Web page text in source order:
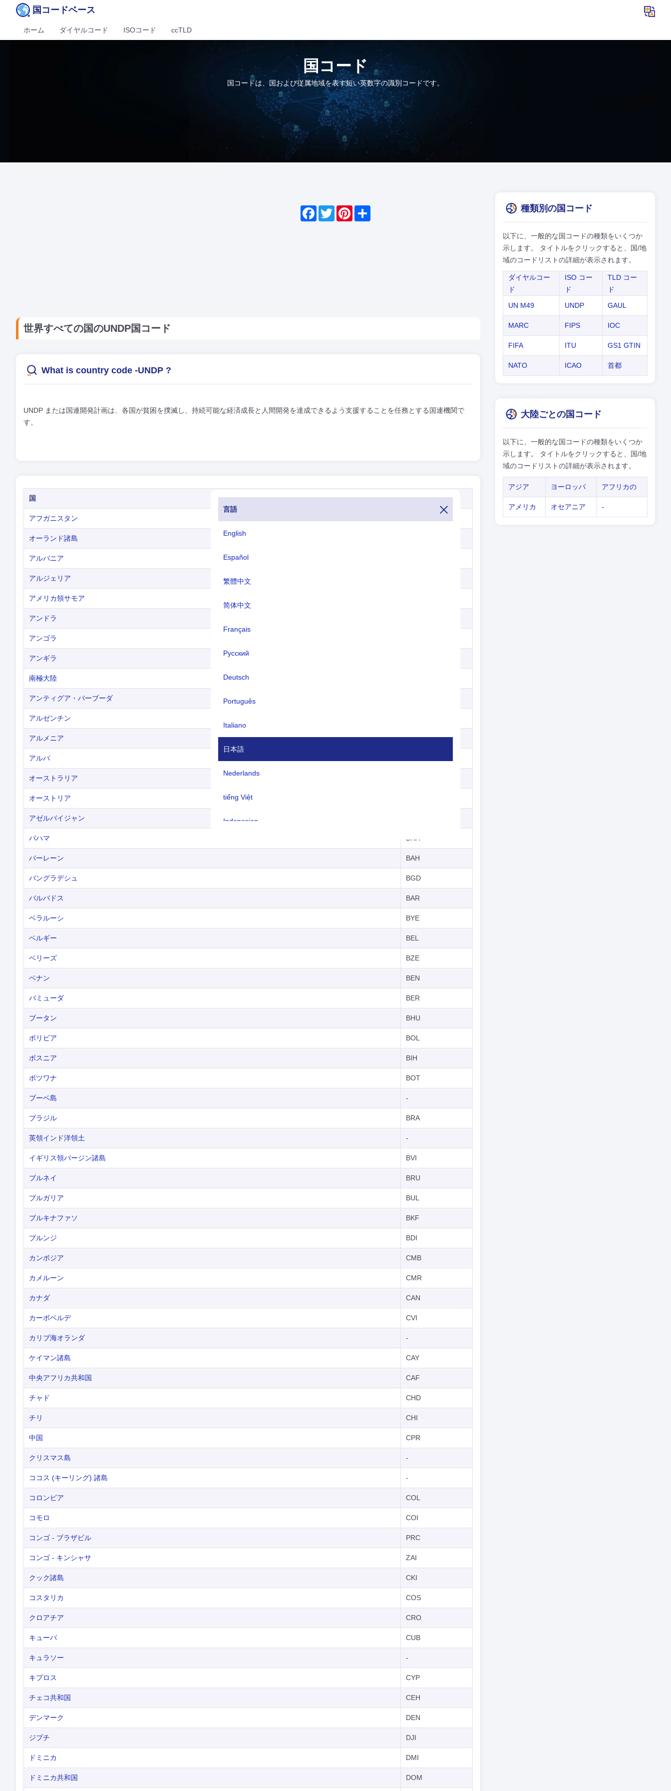
国コードベース
言語
English
Español
繁體中文
简体中文
Français
Русский
Deutsch
Português
Italiano
日本語
Nederlands
tiếng Việt
Indonesian
हिंदी
ホーム ダイヤルコード ISOコード ccTLD
国コード
国コードは、国および従属地域を表す短い英数字の識別コードです。
Facebook
Twitter
Pinterest
Share
世界すべての国のUNDP国コード
What is country code -UNDP ?
UNDP または国連開発計画は、各国が貧困を撲滅し、持続可能な経済成長と人間開発を達成できるよう支援することを任務とする国連機関で
す。
国 UNDP
アフガニスタン
オーランド諸島
アルバニア
アルジェリア
アメリカ領サモア
アンドラ
アンゴラ
アンギラ
南極大陸
アンティグア・バーブーダ
アルゼンチン
アルメニア ARM
アルバ
オーストラリア
オーストリア
アゼルバイジャン
バハマ BHA
バーレーン BAH
バングラデシュ BGD
バルバドス BAR
ベラルーシ BYE
ベルギー BEL
ベリーズ BZE
ベナン BEN
バミューダ BER
ブータン BHU
ボリビア BOL
ボスニア BIH
ボツワナ BOT
ブーベ島 -
ブラジル BRA
英領インド洋領土 -
イギリス領バージン諸島 BVI
ブルネイ BRU
ブルガリア BUL
ブルキナファソ BKF
ブルンジ BDI
カンボジア CMB
カメルーン CMR
カナダ CAN
カーボベルデ CVI
カリブ海オランダ -
ケイマン諸島 CAY
中央アフリカ共和国 CAF
チャド CHD
チリ CHI
中国 CPR
クリスマス島 -
ココス (キーリング) 諸島 -
コロンビア COL
コモロ COI
コンゴ - ブラザビル PRC
コンゴ - キンシャサ ZAI
クック諸島 CKI
コスタリカ COS
クロアチア CRO
キューバ CUB
キュラソー -
キプロス CYP
チェコ共和国 CEH
デンマーク DEN
ジブチ DJI
ドミニカ DMI
ドミニカ共和国 DOM
種類別の国コード
以下に、一般的な国コードの種類をいくつか
示します。 タイトルをクリックすると、国/地
域のコードリストの詳細が表示されます。
ダイヤルコー
ド
ISO コー
ド
TLD コー
ド
UN M49
UNDP GAUL
MARC FIPS IOC
FIFA ITU GS1 GTIN
NATO ICAO 首都
大陸ごとの国コード
以下に、一般的な国コードの種類をいくつか
示します。 タイトルをクリックすると、国/地
域のコードリストの詳細が表示されます。
アジア ヨーロッパ アフリカの
アメリカ オセアニア -